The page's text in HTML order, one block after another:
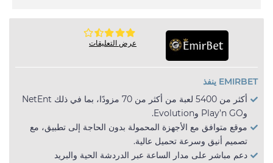
عرض التعليقات
EMIRBET ينفذ
أكثر من 5400 لعبة من أكثر من 70 مزودًا، بما في ذلك NetEnt
وPlay’n GO وEvolution.
موقع متوافق مع الأجهزة المحمولة بدون الحاجة إلى تطبيق، مع
تصميم أنيق وسرعة تحميل عالية.
دعم مباشر على مدار الساعة عبر الدردشة الحية والبريد